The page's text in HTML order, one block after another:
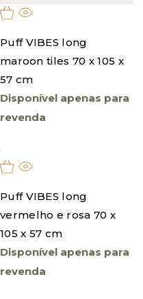
Puff VIBES long
maroon tiles 70 x 105 x
57 cm
Disponível apenas para
revenda
Puff VIBES long
vermelho e rosa 70 x
105 x 57 cm
Disponível apenas para
revenda